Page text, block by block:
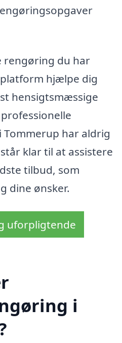
rengøring du har
hjælpe dig
hensigtsmæssige
har aldrig
klar til at assistere
tilbud, som
dine ønsker.
uforpligtende
i